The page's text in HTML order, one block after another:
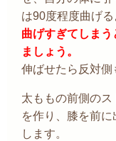
は90度程度曲げる
曲げすぎてしま
ましょう。
伸ばせたら反対側
太ももの前側の
を作り、膝を前
します。